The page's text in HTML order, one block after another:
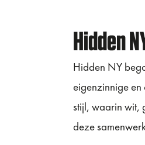
Hidden
Hidden NY
eigenzinnige en
stijl, waarin wit,
deze